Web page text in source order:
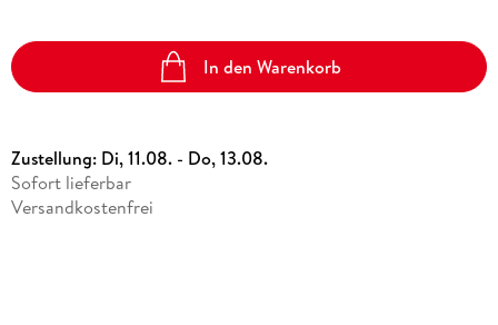
In den Warenkorb
Zustellung: Di, 11.08. - Do, 13.08.
Sofort lieferbar
Versandkostenfrei